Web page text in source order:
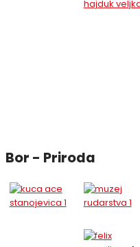
Bor - Priroda